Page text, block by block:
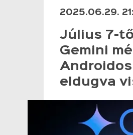
2025.06.29.
Július 7-
Gemini
eldugva